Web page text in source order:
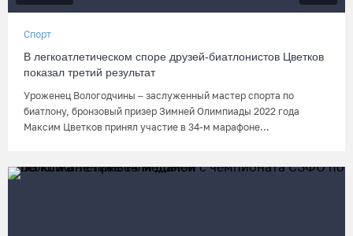
Спорт
В легкоатлетическом споре друзей-биатлонистов Цветков
показал третий результат
Уроженец Вологодчины – заслуженный мастер спорта по
биатлону, бронзовый призер Зимней Олимпиады 2022 года
Максим Цветков принял участие в 34-м марафоне...